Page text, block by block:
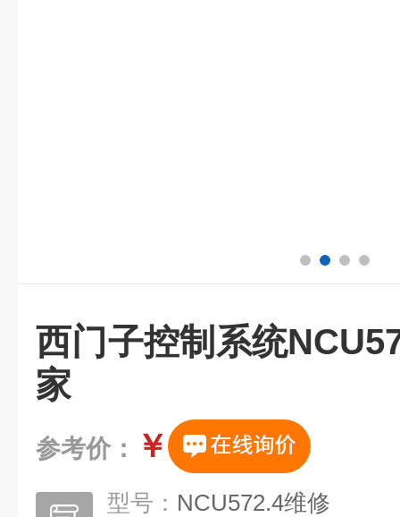
西门子控制系统
家
参考价： ￥
型号： NCU572.4维修